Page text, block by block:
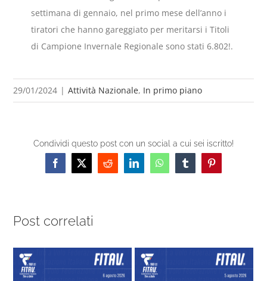
settimana di gennaio, nel primo mese dell’anno i
tiratori che hanno gareggiato per meritarsi i Titoli
di Campione Invernale Regionale sono stati 6.802!.
29/01/2024 | Attività Nazionale, In primo piano
Condividi questo post con un social a cui sei iscritto!
Facebook
X RedditLinkedInWhatsAppTumblrPinterest
Post correlati